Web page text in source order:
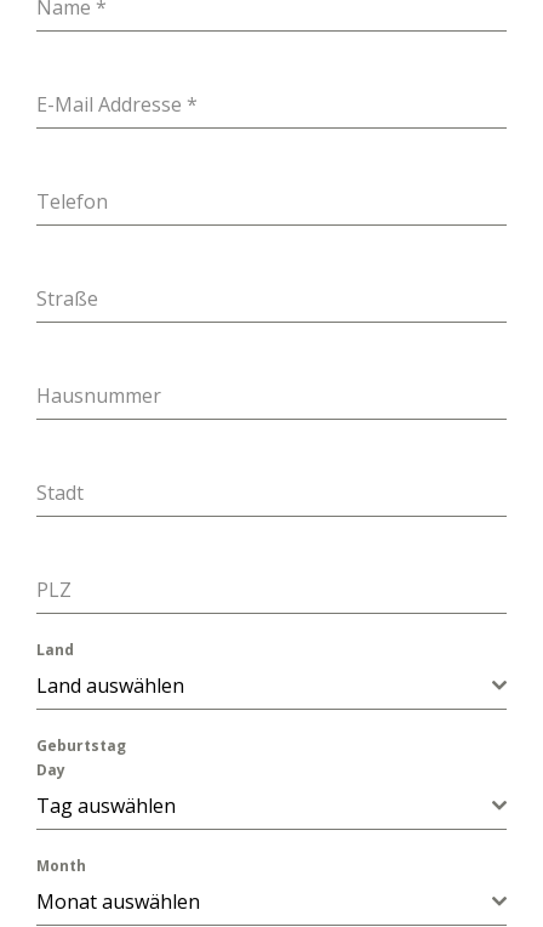
Name *
E-Mail Addresse *
Telefon
Straße
Hausnummer
Stadt
PLZ
Land
Land auswählen
Geburtstag
Day
Tag auswählen
Month
Monat auswählen